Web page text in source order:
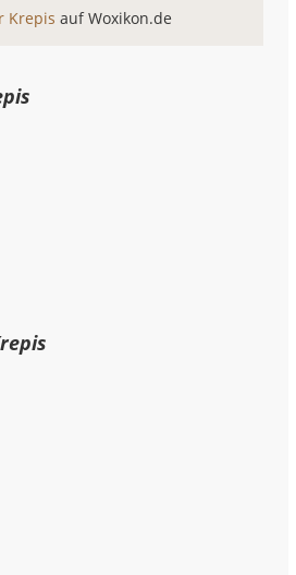
Krepisauf Woxikon.de